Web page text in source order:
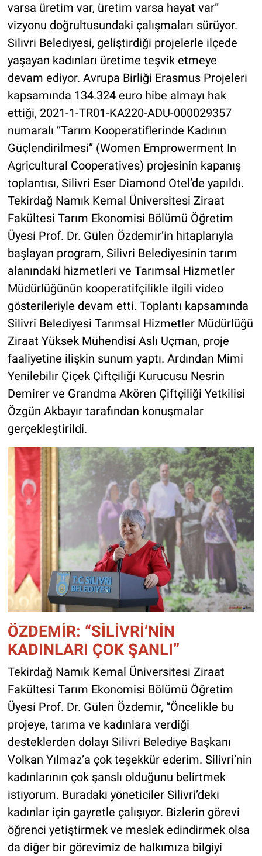
varsa üretim var, üretim varsa hayat var”
vizyonu doğrultusundaki çalışmaları sürüyor.
Silivri Belediyesi, geliştirdiği projelerle ilçede
yaşayan kadınları üretime teşvik etmeye
devam ediyor. Avrupa Birliği Erasmus Projeleri
kapsamında 134.324 euro hibe almayı hak
ettiği, 2021-1-TR01-KA220-ADU-000029357
numaralı “Tarım Kooperatiflerinde Kadının
Güçlendirilmesi” (Women Emprowerment In
Agricultural Cooperatives) projesinin kapanış
toplantısı, Silivri Eser Diamond Otel’de yapıldı.
Tekirdağ Namık Kemal Üniversitesi Ziraat
Fakültesi Tarım Ekonomisi Bölümü Öğretim
Üyesi Prof. Dr. Gülen Özdemir’in hitaplarıyla
başlayan program, Silivri Belediyesinin tarım
alanındaki hizmetleri ve Tarımsal Hizmetler
Müdürlüğünün kooperatifçilikle ilgili video
gösterileriyle devam etti. Toplantı kapsamında
Silivri Belediyesi Tarımsal Hizmetler Müdürlüğü
Ziraat Yüksek Mühendisi Aslı Uçman, proje
faaliyetine ilişkin sunum yaptı. Ardından Mimi
Yenilebilir Çiçek Çiftçiliği Kurucusu Nesrin
Demirer ve Grandma Akören Çiftçiliği Yetkilisi
Özgün Akbayır tarafından konuşmalar
gerçekleştirildi.
ÖZDEMİR: “SİLİVRİ’NİN
KADINLARI ÇOK ŞANLI”
Tekirdağ Namık Kemal Üniversitesi Ziraat
Fakültesi Tarım Ekonomisi Bölümü Öğretim
Üyesi Prof. Dr. Gülen Özdemir, “Öncelikle bu
projeye, tarıma ve kadınlara verdiği
desteklerden dolayı Silivri Belediye Başkanı
Volkan Yılmaz’a çok teşekkür ederim. Silivri’nin
kadınlarının çok şanslı olduğunu belirtmek
istiyorum. Buradaki yöneticiler Silivri’deki
kadınlar için gayretle çalışıyor. Bizlerin görevi
öğrenci yetiştirmek ve meslek edindirmek olsa
da diğer bir görevimiz de halkımıza bilgiyi